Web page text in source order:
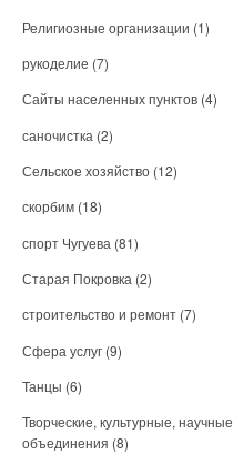
Религиозные организации (1)
рукоделие (7)
Сайты населенных пунктов (4)
саночистка (2)
Сельское хозяйство (12)
скорбим (18)
спорт Чугуева (81)
Старая Покровка (2)
строительство и ремонт (7)
Сфера услуг (9)
Танцы (6)
Творческие, культурные, научные
объединения (8)